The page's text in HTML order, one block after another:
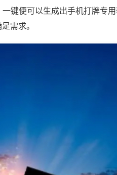
键便可以生成出手机打牌专
需求。